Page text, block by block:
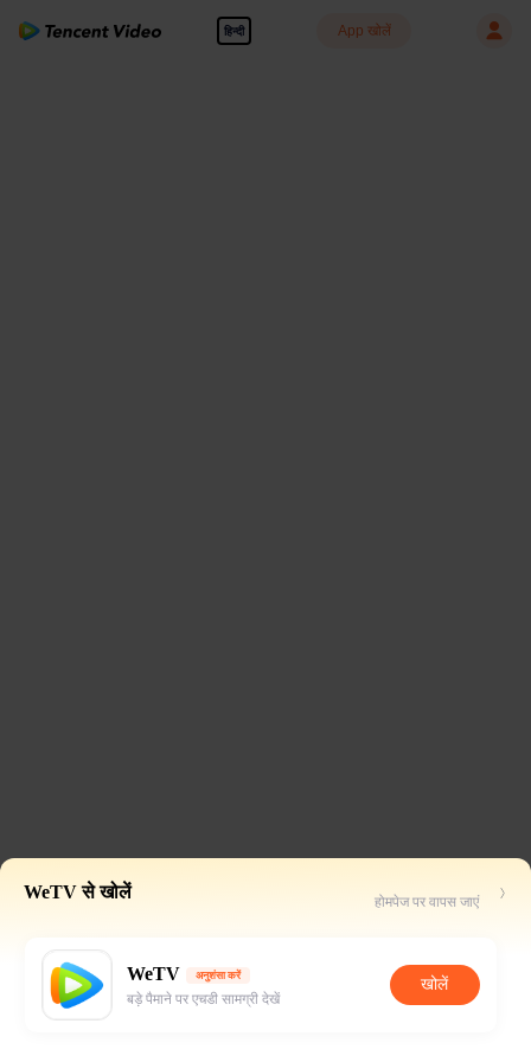
हिन्दी App खोलें
WeTV से खोलें होमपेज पर वापस जाएं
WeTV अनुशंसा करें
बड़े पैमाने पर एचडी सामग्री देखें
खोलें